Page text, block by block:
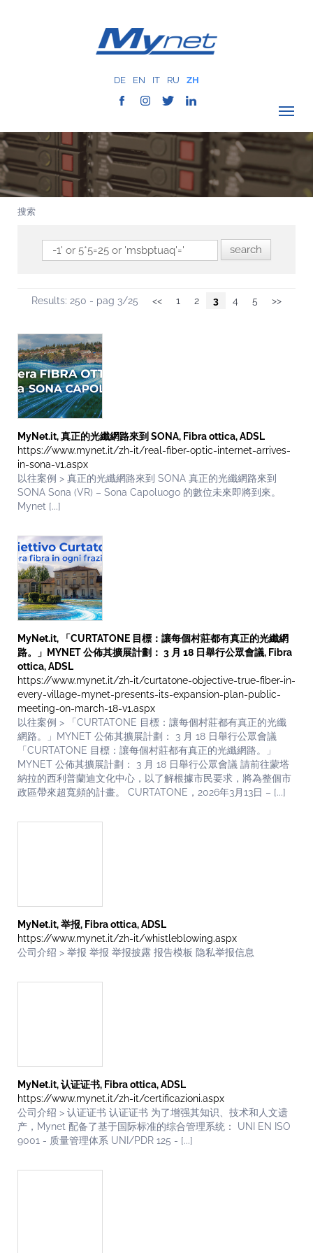
DE EN IT RU ZH
驗證覆蓋範圍
公司
网络服务
服务
MYNET
以往案例
搜索
Results: 250 - pag 3/25 << 1 2 3 4 5 >>
MyNet.it, 真正的光纖網路來到 SONA, Fibra ottica, ADSL
https://www.mynet.it/zh-it/real-fiber-optic-internet-arrives-
in-sona-v1.aspx
以往案例 > 真正的光纖網路來到 SONA 真正的光纖網路來到
SONA Sona (VR) – Sona Capoluogo 的數位未來即將到來。
Mynet [...]
MyNet.it, 「CURTATONE 目標：讓每個村莊都有真正的光纖網
路。」MYNET 公佈其擴展計劃： 3 月 18 日舉行公眾會議, Fibra
ottica, ADSL
https://www.mynet.it/zh-it/curtatone-objective-true-fiber-in-
every-village-mynet-presents-its-expansion-plan-public-
meeting-on-march-18-v1.aspx
以往案例 > 「CURTATONE 目標：讓每個村莊都有真正的光纖
網路。」MYNET 公佈其擴展計劃： 3 月 18 日舉行公眾會議
「CURTATONE 目標：讓每個村莊都有真正的光纖網路。」
MYNET 公佈其擴展計劃： 3 月 18 日舉行公眾會議 請前往蒙塔
納拉的西利普蘭迪文化中心，以了解根據市民要求，將為整個市
政區帶來超寬頻的計畫。 CURTATONE，2026年3月13日 – [...]
MyNet.it, 举报, Fibra ottica, ADSL
https://www.mynet.it/zh-it/whistleblowing.aspx
公司介绍 > 举报 举报 举报披露 报告模板 隐私举报信息
MyNet.it, 认证证书, Fibra ottica, ADSL
https://www.mynet.it/zh-it/certificazioni.aspx
公司介绍 > 认证证书 认证证书 为了增强其知识、技术和人文遗
产，Mynet 配备了基于国际标准的综合管理系统： UNI EN ISO
9001 - 质量管理体系 UNI/PDR 125 - [...]